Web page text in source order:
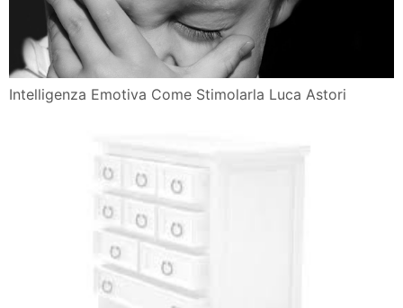
Intelligenza Emotiva Come Stimolarla Luca Astori